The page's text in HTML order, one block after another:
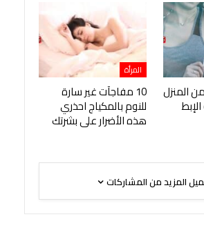
المنزل
المرأة
10 مفاجآت غير سارة
للنوم بالمكياج احذري
هذه الأضرار على بشرتك
المزيد من المشاركات